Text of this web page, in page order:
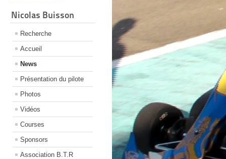
Nicolas Buisson
Recherche
Accueil
News
Présentation du pilote
Photos
Vidéos
Courses
Sponsors
Association B.T.R